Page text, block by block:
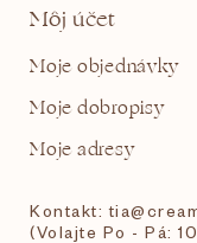
Môj účet
Moje objednávky
Moje dobropisy
Moje adresy
Kontakt:
(Volajte Po - Pá: